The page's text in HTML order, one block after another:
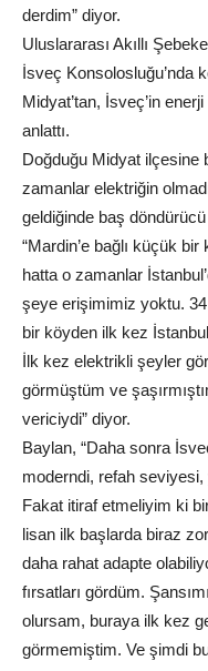
derdim” diyor.
Uluslararası Akıllı
İsveç Konsolosluğu’nda
Midyat’tan, İsveç’in
anlattı.
Doğduğu Midyat ilçesine
zamanlar elektriğin
geldiğinde baş
“Mardin’e bağlı küçük
hatta o zamanlar
şeye erişimimiz yoktu.
bir köyden ilk kez
İlk kez elektrikli şeyler
görmüştüm ve
vericiydi” diyor.
Baylan, “Daha sonra
moderndi, refah
Fakat itiraf etmeliyim ki
lisan ilk başlarda biraz
daha rahat adapte
fırsatları gördüm.
olursam, buraya ilk kez
görmemiştim. Ve şimdi